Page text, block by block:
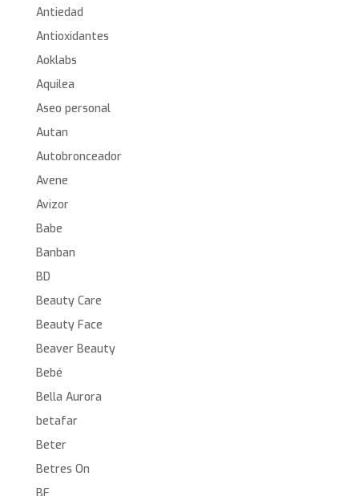
Antiedad
Antioxidantes
Aoklabs
Aquilea
Aseo personal
Autan
Autobronceador
Avene
Avizor
Babe
Banban
BD
Beauty Care
Beauty Face
Beaver Beauty
Bebé
Bella Aurora
betafar
Beter
Betres On
BF